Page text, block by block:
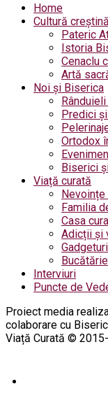
Home
Cultură creștină
Pateric
Istoria
Cenaclu
Artă
Noi și Biserica
Predici
Ortodox
Biserici
Viață curată
Familia
Casa
Adicții și
Interviuri
Puncte de
Proiect media
colaborare cu
Viață Curată ©